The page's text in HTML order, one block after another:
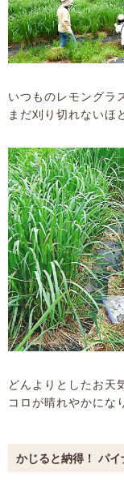
いつものレモングラ
まだ刈り切れないほ
どんよりとしたお天
コロが晴れやかにな
かじると納得！ パ